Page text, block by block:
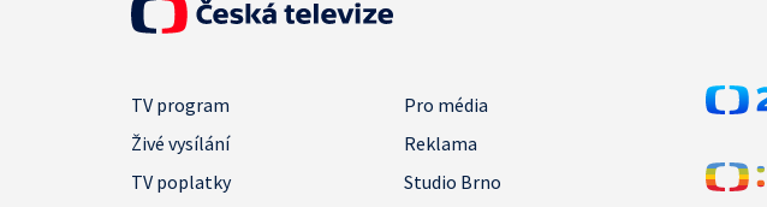
TV program
Pro média
Živé vysílání
Reklama
TV poplatky
Studio Brno